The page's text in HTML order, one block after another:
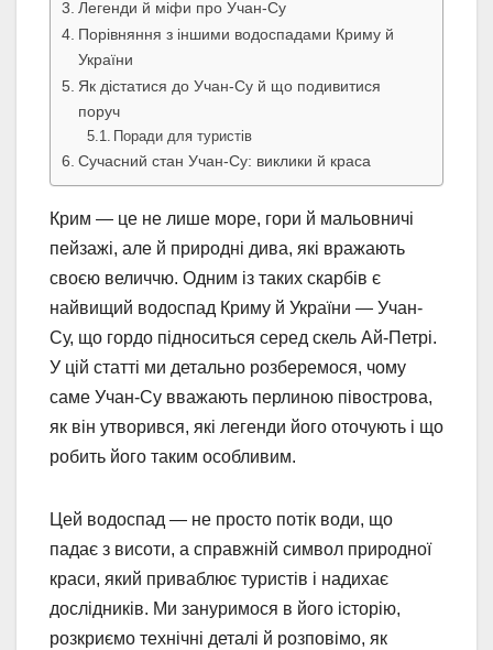
Легенди й міфи про Учан-Су
Порівняння з іншими водоспадами Криму й
України
Як дістатися до Учан-Су й що подивитися
поруч
Поради для туристів
Сучасний стан Учан-Су: виклики й краса
Крим — це не лише море, гори й мальовничі
пейзажі, але й природні дива, які вражають
своєю величчю. Одним із таких скарбів є
найвищий водоспад Криму й України — Учан-
Су, що гордо підноситься серед скель Ай-Петрі.
У цій статті ми детально розберемося, чому
саме Учан-Су вважають перлиною півострова,
як він утворився, які легенди його оточують і що
робить його таким особливим.
Цей водоспад — не просто потік води, що
падає з висоти, а справжній символ природної
краси, який приваблює туристів і надихає
дослідників. Ми зануримося в його історію,
розкриємо технічні деталі й розповімо, як